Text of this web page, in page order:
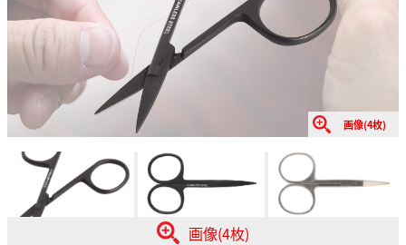
画像(4枚)
画像(4枚)